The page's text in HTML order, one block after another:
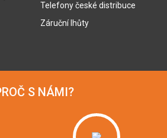
Telefony české distribuce
Záruční lhůty
S NÁMI?